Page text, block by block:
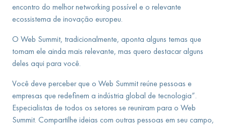
encontro do melhor networking possível e o relevante
ecossistema de inovação europeu.
O Web Summit, tradicionalmente, aponta alguns temas que
tornam ele ainda mais relevante, mas quero destacar alguns
deles aqui para você.
Você deve perceber que o Web Summit reúne pessoas e
empresas que redefinem a indústria global de tecnologia”.
Especialistas de todos os setores se reuniram para o Web
Summit. Compartilhe ideias com outras pessoas em seu campo,